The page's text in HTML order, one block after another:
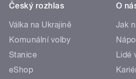
Český rozhlas
Válka na Ukrajině
Komunální volby
Stanice
eShop
O
Jak
Lidé